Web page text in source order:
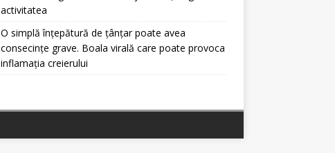
activitatea
O simplă înțepătură de țânțar poate avea
consecințe grave. Boala virală care poate provoca
inflamația creierului